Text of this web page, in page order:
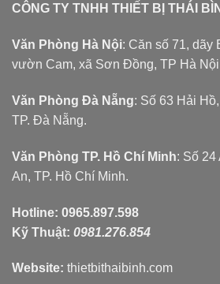
CÔNG TY TNHH THIẾT BỊ THÁI
Văn Phòng Hà Nội: Căn số 71, dãy
vườn Cam, xã Sơn Đồng, TP Hà Nội
Văn Phòng Đà Nẵng: Số 63 Hải
TP. Đà Nẵng.
Văn Phòng TP. Hồ Chí Minh: Số
An, TP. Hồ Chí Minh.
Hotline: 0965.897.598
Kỹ Thuật: 0981.276.854
Website: thietbithaibinh.com